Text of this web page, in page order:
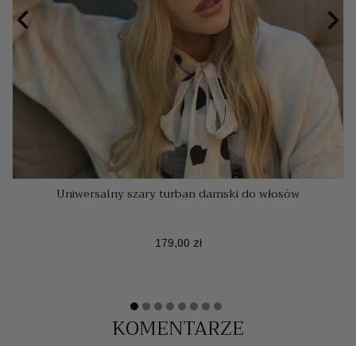
Uniwersalny szary turban damski do włosów
Cena
179,00 zł
 
KOMENTARZE